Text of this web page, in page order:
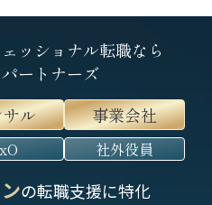
ッショナル転職なら
ートナーズ
ル 事業会社
社外役員
の転職支援に特化